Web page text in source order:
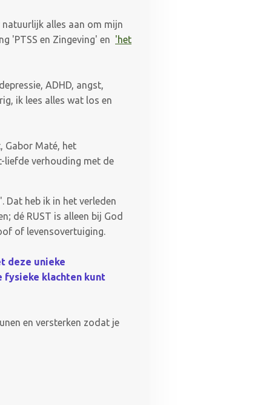
natuurlijk alles aan om mijn
'PTSS en Zingeving' en 'het
ADHD, angst,
ik lees alles wat los en
Gabor Maté, het
liefde verhouding met de
Dat heb ik in het verleden
dé RUST is alleen bij God
of levensovertuiging.
deze unieke
fysieke klachten kunt
en versterken zodat je